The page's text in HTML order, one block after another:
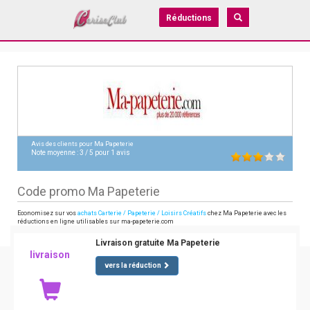
Réductions
Avis des clients pour Ma Papeterie
Note moyenne :3 /5 pour 1 avis
Code promo Ma Papeterie
Economisez sur vos achats Carterie / Papeterie / Loisirs Créatifs chez Ma Papeterie avec les
réductions en ligne utilisables sur ma-papeterie.com
livraison
Livraison gratuite Ma Papeterie
vers la réduction